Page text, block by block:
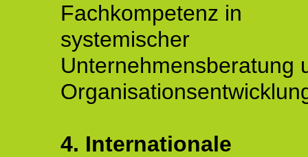
Fachkompetenz in
systemischer
Unternehmensberatung
4. Internationale